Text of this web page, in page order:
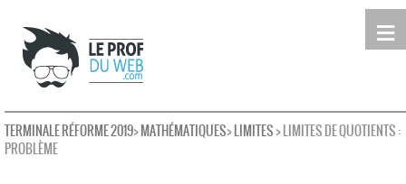
≡
leProfDuWeb
Seconde
Première
Terminale
Rechercher
TERMINALE RÉFORME 2019>MATHÉMATIQUES>LIMITES> LIMITES DE QUOTIENTS :
PROBLÈME